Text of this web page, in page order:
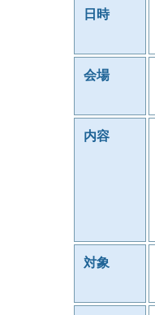
日時
会場
内容
対象